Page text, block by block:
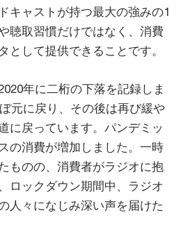
キャストが持つ最大の強みの1
聴取習慣だけではなく、消費
として提供できることです。
年に二桁の下落を記録しま
元に戻り、その後は再び緩や
に戻っています。パンデミッ
の消費が増加しました。一時
ものの、消費者がラジオに抱
ロックダウン期間中、ラジオ
人々になじみ深い声を届けた